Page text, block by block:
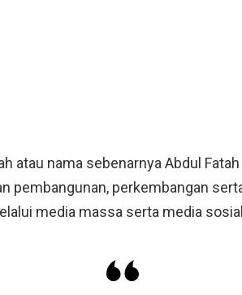
atau nama sebenarnya Abdul
pembangunan, perkembangan
media massa serta media